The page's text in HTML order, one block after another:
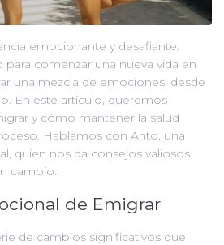
emocionante y desafiante.
para comenzar una nueva vida en
una mezcla de emociones, desde
En este artículo, queremos
y cómo mantener la salud
Hablamos con Anto, una
quien nos da consejos valiosos
cambio.
de Emigrar
de cambios significativos que